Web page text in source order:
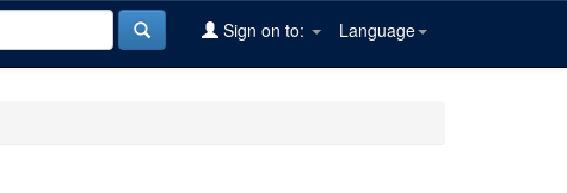
Language
Sign on to: